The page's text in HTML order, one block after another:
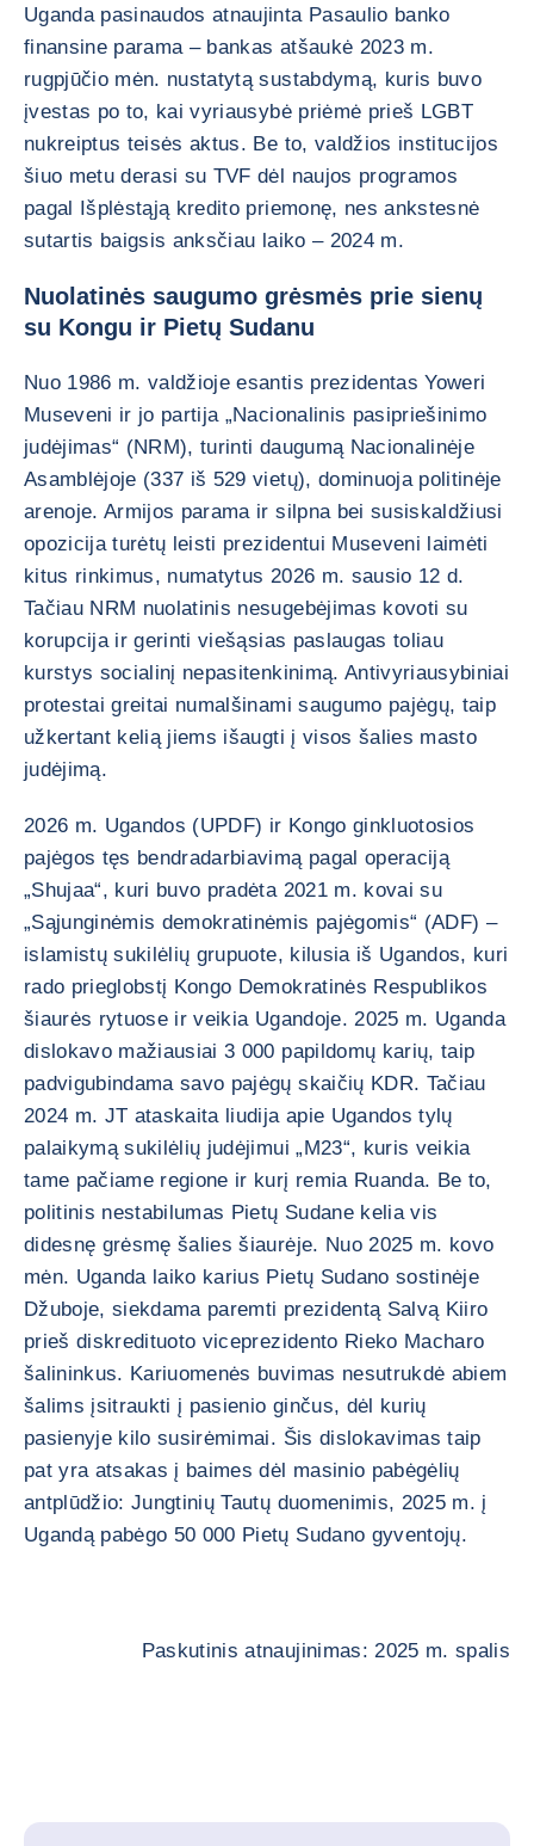
Uganda pasinaudos atnaujinta Pasaulio banko
finansine parama – bankas atšaukė 2023 m.
rugpjūčio mėn. nustatytą sustabdymą, kuris buvo
įvestas po to, kai vyriausybė priėmė prieš LGBT
nukreiptus teisės aktus. Be to, valdžios institucijos
šiuo metu derasi su TVF dėl naujos programos
pagal Išplėstąją kredito priemonę, nes ankstesnė
sutartis baigsis anksčiau laiko – 2024 m.
Nuolatinės saugumo grėsmės prie sienų
su Kongu ir Pietų Sudanu
Nuo 1986 m. valdžioje esantis prezidentas Yoweri
Museveni ir jo partija „Nacionalinis pasipriešinimo
judėjimas“ (NRM), turinti daugumą Nacionalinėje
Asamblėjoje (337 iš 529 vietų), dominuoja politinėje
arenoje. Armijos parama ir silpna bei susiskaldžiusi
opozicija turėtų leisti prezidentui Museveni laimėti
kitus rinkimus, numatytus 2026 m. sausio 12 d.
Tačiau NRM nuolatinis nesugebėjimas kovoti su
korupcija ir gerinti viešąsias paslaugas toliau
kurstys socialinį nepasitenkinimą. Antivyriausybiniai
protestai greitai numalšinami saugumo pajėgų, taip
užkertant kelią jiems išaugti į visos šalies masto
judėjimą.
2026 m. Ugandos (UPDF) ir Kongo ginkluotosios
pajėgos tęs bendradarbiavimą pagal operaciją
„Shujaa“, kuri buvo pradėta 2021 m. kovai su
„Sąjunginėmis demokratinėmis pajėgomis“ (ADF) –
islamistų sukilėlių grupuote, kilusia iš Ugandos, kuri
rado prieglobstį Kongo Demokratinės Respublikos
šiaurės rytuose ir veikia Ugandoje. 2025 m. Uganda
dislokavo mažiausiai 3 000 papildomų karių, taip
padvigubindama savo pajėgų skaičių KDR. Tačiau
2024 m. JT ataskaita liudija apie Ugandos tylų
palaikymą sukilėlių judėjimui „M23“, kuris veikia
tame pačiame regione ir kurį remia Ruanda. Be to,
politinis nestabilumas Pietų Sudane kelia vis
didesnę grėsmę šalies šiaurėje. Nuo 2025 m. kovo
mėn. Uganda laiko karius Pietų Sudano sostinėje
Džuboje, siekdama paremti prezidentą Salvą Kiiro
prieš diskredituoto viceprezidento Rieko Macharo
šalininkus. Kariuomenės buvimas nesutrukdė abiem
šalims įsitraukti į pasienio ginčus, dėl kurių
pasienyje kilo susirėmimai. Šis dislokavimas taip
pat yra atsakas į baimes dėl masinio pabėgėlių
antplūdžio: Jungtinių Tautų duomenimis, 2025 m. į
Ugandą pabėgo 50 000 Pietų Sudano gyventojų.
Paskutinis atnaujinimas: 2025 m. spalis